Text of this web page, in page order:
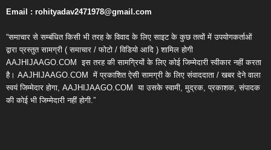
Email : rohityadav2471978@gmail.com
“समाचार से सम्बंधित किसी भी तरह के विवाद के लिए साइट के कुछ तत्वों में उपयोगकर्ताओं
द्वारा प्रस्तुत सामग्री ( समाचार / फोटो / विडियो आदि ) शामिल होगी
AAJHIJAAGO.COM इस तरह की सामग्रियों के लिए कोई जिम्मेदारी स्वीकार नहीं करता
है। AAJHIJAAGO.COM में प्रकाशित ऐसी सामग्री के लिए संवाददाता / खबर देने वाला
स्वयं जिम्मेदार होगा, AAJHIJAAGO.COM या उसके स्वामी, मुद्रक, प्रकाशक, संपादक
की कोई भी जिम्मेदारी नहीं होगी.”